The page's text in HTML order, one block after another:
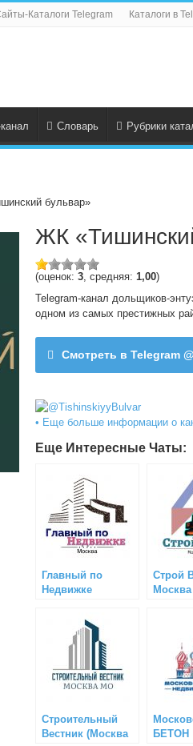
Каталоги Telegram Каталоги в
Словарь Рубрики
бульвар»
ЖК
(оценок: 3, средняя: 1,00)
Telegram-канал дольщиков-
одном из самых престижных
Смотреть в Telegram
• Еще больше информации о
Еще Интересные Чаты:
Главный по
Недвижке
Строй
Строительный
Вестник (Москва
БЕТОН